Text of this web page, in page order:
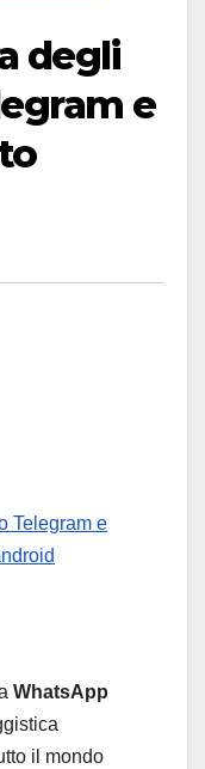
degli
e
Telegram e
WhatsApp
il mondo